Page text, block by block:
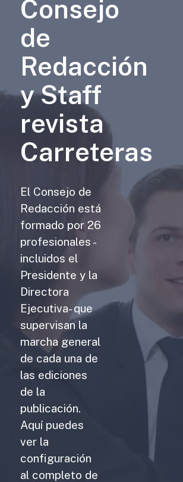
Consejo
de
Redacción
y Staff
revista
Carreteras
El Consejo de
Redacción está
formado por 26
profesionales -
incluidos el
Presidente y la
Directora
Ejecutiva- que
supervisan la
marcha general
de cada una de
las ediciones
de la
publicación.
Aquí puedes
ver la
configuración
al completo de